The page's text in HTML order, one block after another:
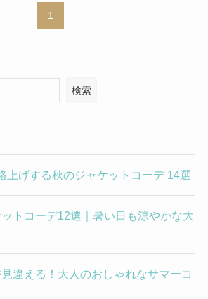
1
検索
上げする秋のジャケットコーデ 14選
トコーデ12選｜暑い日も涼やかな大
違える！大人のおしゃれなサマーコ